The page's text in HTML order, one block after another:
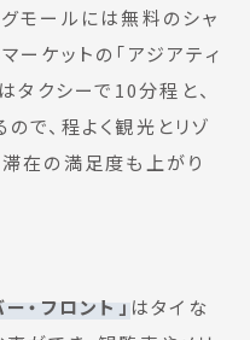
モールには無料のシャ
ーケットの「アジアティ
タクシーで10分程と、
で、程よく観光とリゾ
在の満足度も上がり
・フロント」 はタイな